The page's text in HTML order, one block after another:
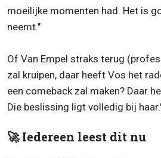
moeilijke momenten had. Het is
neemt."
Of Van Empel straks terug
zal kruipen, daar heeft Vos het
een comeback zal maken? Daar
Die beslissing ligt volledig bij
🚀 Iedereen leest dit nu